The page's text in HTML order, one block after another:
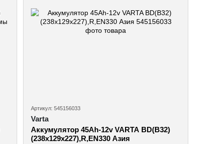
Артикул: 545156033
Varta
Аккумулятор 45Ah-12v VARTA BD(B32)
(238х129х227),R,EN330 Азия